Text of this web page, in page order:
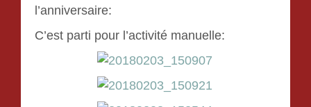
l’anniversaire:
C’est parti pour l’activité manuelle: